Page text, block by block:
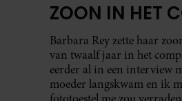
ZOON IN HET
Barbara Rey zette haar
van twaalf jaar in het
eerder al in een interview
moeder langskwam en ik